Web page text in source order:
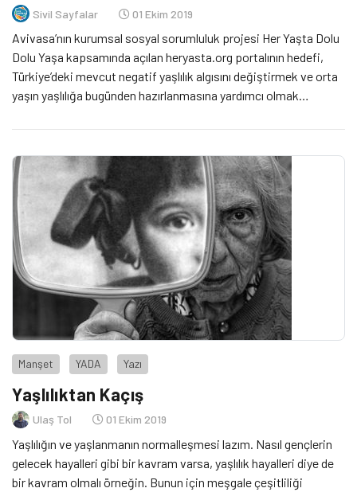
Sivil Sayfalar 01 Ekim 2019
Avivasa’nın kurumsal sosyal sorumluluk projesi Her Yaşta Dolu
Dolu Yaşa kapsamında açılan heryasta.org portalının hedefi,
Türkiye’deki mevcut negatif yaşlılık algısını değiştirmek ve orta
yaşın yaşlılığa bugünden hazırlanmasına yardımcı olmak…
Manşet YADA Yazı
Yaşlılıktan Kaçış
Ulaş Tol 01 Ekim 2019
Yaşlılığın ve yaşlanmanın normalleşmesi lazım. Nasıl gençlerin
gelecek hayalleri gibi bir kavram varsa, yaşlılık hayalleri diye de
bir kavram olmalı örneğin. Bunun için meşgale çeşitliliği